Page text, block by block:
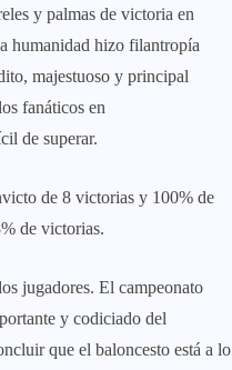
y palmas de victoria en
humanidad hizo filantropía
majestuoso y principal
fanáticos en
de superar.
de 8 victorias y 100% de
de victorias.
jugadores. El campeonato
y codiciado del
que el baloncesto está a lo